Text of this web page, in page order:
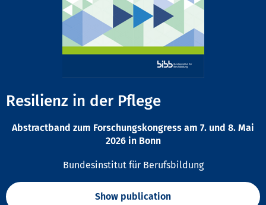
Resilienz in der Pflege
Abstractband zum Forschungskongress am 7. und 8. Mai
2026 in Bonn
Bundesinstitut für Berufsbildung
Show publication